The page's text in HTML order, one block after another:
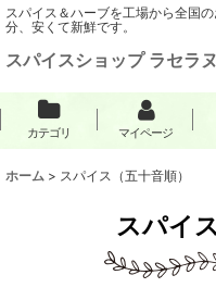
スパイス＆ハーブを工場から全国
分、安くて新鮮です。
スパイスショップ ラセラ
カテゴリ マイページ
ホーム > スパイス（五十音順）
スパイ